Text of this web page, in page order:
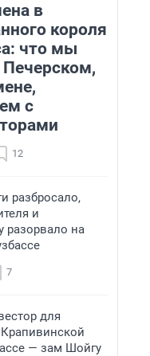
в
короля
что мы
с
12
разбросало,
и
разорвало на
7
для
— зам Шойгу